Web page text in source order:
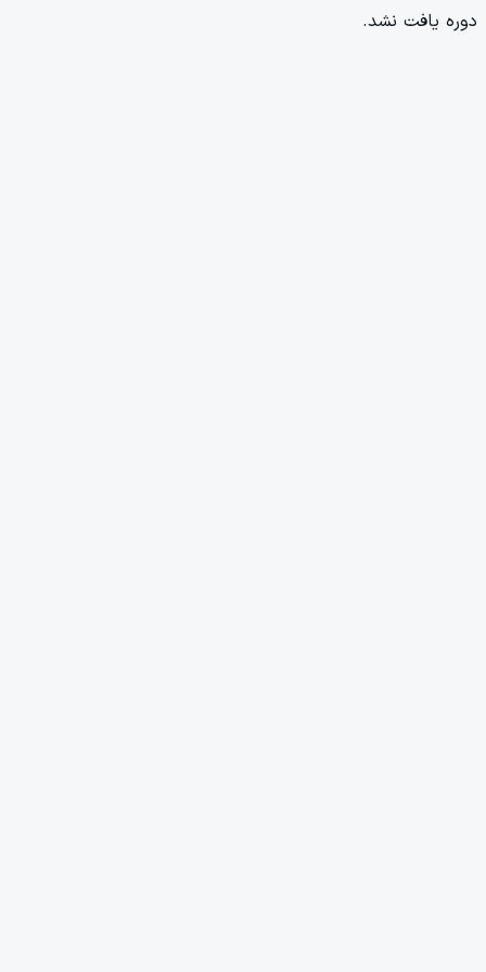
دوره یافت نشد.